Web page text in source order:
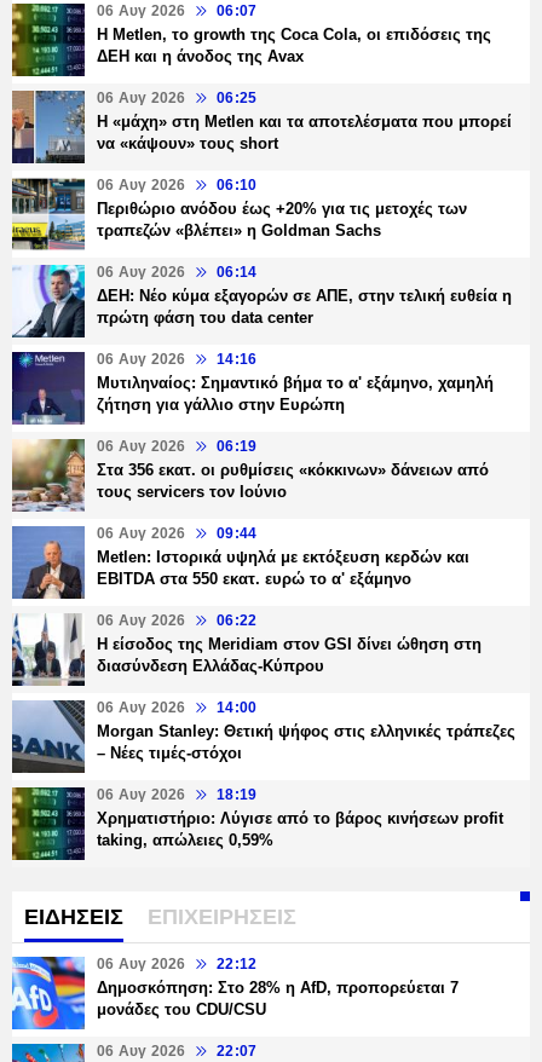
06 Αυγ 2026 06:07
H Metlen, το growth της Coca Cola, οι επιδόσεις της
ΔΕΗ και η άνοδος της Avax
06 Αυγ 2026 06:25
H «μάχη» στη Metlen και τα αποτελέσματα που μπορεί
να «κάψουν» τους short
06 Αυγ 2026 06:10
Περιθώριο ανόδου έως +20% για τις μετοχές των
τραπεζών «βλέπει» η Goldman Sachs
06 Αυγ 2026 06:14
ΔΕΗ: Νέο κύμα εξαγορών σε ΑΠΕ, στην τελική ευθεία η
πρώτη φάση του data center
06 Αυγ 2026 14:16
Μυτιληναίος: Σημαντικό βήμα το α' εξάμηνο, χαμηλή
ζήτηση για γάλλιο στην Ευρώπη
06 Αυγ 2026 06:19
Στα 356 εκατ. οι ρυθμίσεις «κόκκινων» δάνειων από
τους servicers τον Ιούνιο
06 Αυγ 2026 09:44
Metlen: Ιστορικά υψηλά με εκτόξευση κερδών και
EBITDA στα 550 εκατ. ευρώ το α' εξάμηνο
06 Αυγ 2026 06:22
Η είσοδος της Meridiam στον GSI δίνει ώθηση στη
διασύνδεση Ελλάδας-Κύπρου
06 Αυγ 2026 14:00
Morgan Stanley: Θετική ψήφος στις ελληνικές τράπεζες
– Νέες τιμές-στόχοι
06 Αυγ 2026 18:19
Χρηματιστήριο: Λύγισε από το βάρος κινήσεων profit
taking, απώλειες 0,59%
ΕΙΔΗΣΕΙΣ ΕΠΙΧΕΙΡΗΣΕΙΣ
06 Αυγ 2026 22:12
Δημοσκόπηση: Στο 28% η AfD, προπορεύεται 7
μονάδες του CDU/CSU
06 Αυγ 2026 22:07